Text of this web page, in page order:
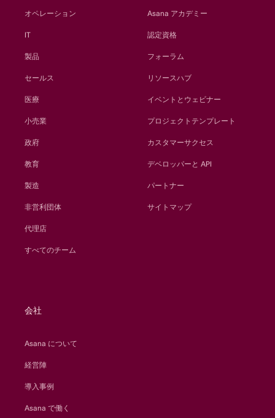
オペレーション
IT
製品
セールス
医療
小売業
政府
教育
製造
非営利団体
代理店
すべてのチーム
Asana アカデミー
認定資格
フォーラム
リソースハブ
イベントとウェビナー
プロジェクトテンプレート
カスタマーサクセス
デベロッパーと API
パートナー
サイトマップ
会社
Asana について
経営陣
導入事例
Asana で働く